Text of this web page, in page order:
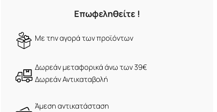
Επωφεληθείτε !
Mε την αγορά των προϊόντων
Δωρεάν μεταφορικά άνω των 39€
Δωρεάν Αντικαταβολή
Άμεση αντικατάσταση